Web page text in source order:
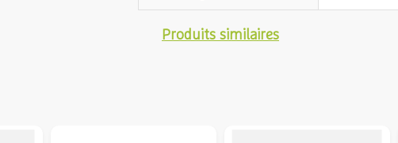
Produits similaires